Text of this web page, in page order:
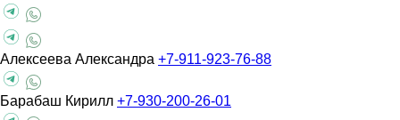
Алексеева Александра +7-911-923-76-88
Барабаш Кирилл +7-930-200-26-01